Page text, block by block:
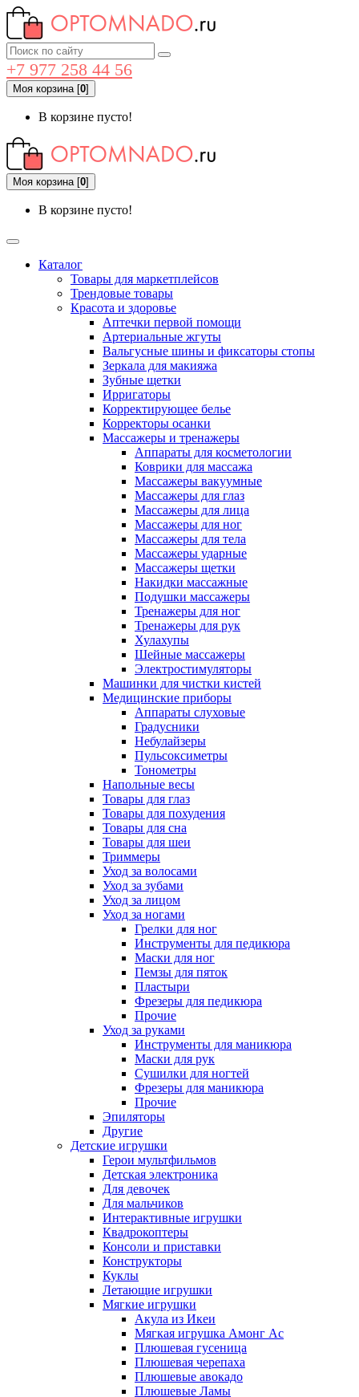
+7 977 258 44 56
Моя корзина[0]
В корзине пусто!
Моя корзина[0]
В корзине пусто!
Каталог
Товары для маркетплейсов
Трендовые товары
Красота и здоровье
Аптечки первой помощи
Артериальные жгуты
Вальгусные шины и фиксаторы стопы
Зеркала для макияжа
Зубные щетки
Ирригаторы
Корректирующее белье
Корректоры осанки
Массажеры и тренажеры
Аппараты для косметологии
Коврики для массажа
Массажеры вакуумные
Массажеры для глаз
Массажеры для лица
Массажеры для ног
Массажеры для тела
Массажеры ударные
Массажеры щетки
Накидки массажные
Подушки массажеры
Тренажеры для ног
Тренажеры для рук
Хулахупы
Шейные массажеры
Электростимуляторы
Машинки для чистки кистей
Медицинские приборы
Аппараты слуховые
Градусники
Небулайзеры
Пульсоксиметры
Тонометры
Напольные весы
Товары для глаз
Товары для похудения
Товары для сна
Товары для шеи
Триммеры
Уход за волосами
Уход за зубами
Уход за лицом
Уход за ногами
Грелки для ног
Инструменты для педикюра
Маски для ног
Пемзы для пяток
Пластыри
Фрезеры для педикюра
Прочие
Уход за руками
Инструменты для маникюра
Маски для рук
Сушилки для ногтей
Фрезеры для маникюра
Прочие
Эпиляторы
Другие
Детские игрушки
Герои мультфильмов
Детская электроника
Для девочек
Для мальчиков
Интерактивные игрушки
Квадрокоптеры
Консоли и приставки
Конструкторы
Куклы
Летающие игрушки
Мягкие игрушки
Акула из Икеи
Мягкая игрушка Амонг Ас
Плюшевая гусеница
Плюшевая черепаха
Плюшевые авокадо
Плюшевые Ламы